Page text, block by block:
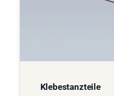
Klebestanzteile